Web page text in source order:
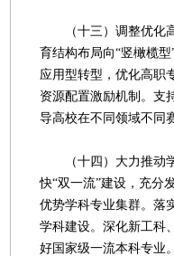
（十三）调整优化高
育结构布局向“竖橄榄
应用型转型，优化高职
资源配置激励机制。支
导高校在不同领域不同
（十四）大力推动学
快“双一流”建设，充分
优势学科专业集群。落
学科建设。深化新工科
好国家级一流本科专业